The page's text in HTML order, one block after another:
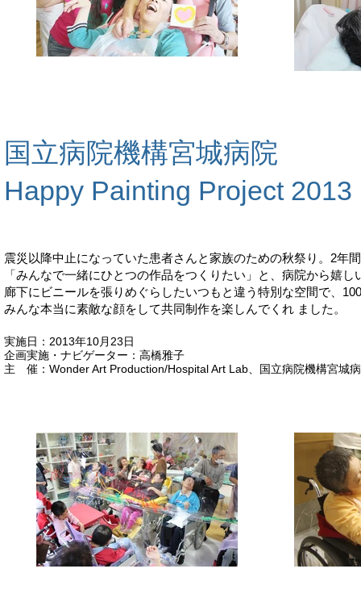
国立病院機構宮城病院
​Happy Painting Project 2013
震災以降中止になっていた患者さんと家族のための秋祭り。2年
「みんなで一緒にひとつの作品をつくりたい」と、病院から嬉
廊下にビニールを張りめぐらしたいつもと違う特別な空間で、
みんな本当に素敵な顔をして共同制作を楽しんでくれ ました。
実施日：2013年10月23日
企画実施・ナビゲーター：高橋雅子
主 催：Wonder Art Production/Hospital Art Lab、国立病院機構宮城